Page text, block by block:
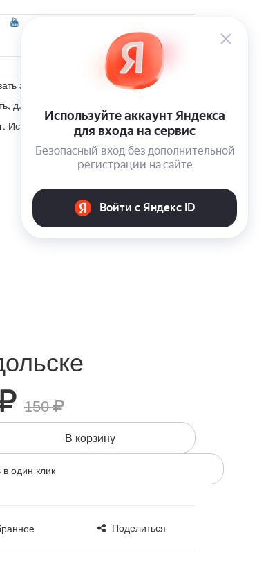
Ваш город:
+7 (495) 223-46-26
звонок
Калькулятор скидки
д. Корсаково, ул. Изумрудная, участок 5
Истра, п. Пионерский, ул. Школьная, д. 4
150
В корзину
в один клик
Поделиться